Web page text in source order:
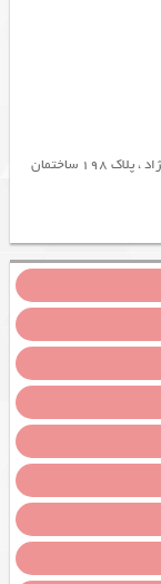
آدرس : تهران ، بلوار مرزداران ، بعد از خیابان رضایی نژاد ، پلاک 198 ساختمان